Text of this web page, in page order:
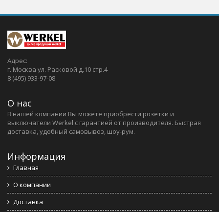
Адрес:
г. Москва ул. Расковой д.10 стр.4
8 (495) 933-97-08
О нас
В нашей компании Вы можете приобрести розетки и
выключатели Werkel c гарантией от производителя. Быстрая
доставка, удобный самовывоз, шоу-рум.
Информация
Главная
О компании
Доставка